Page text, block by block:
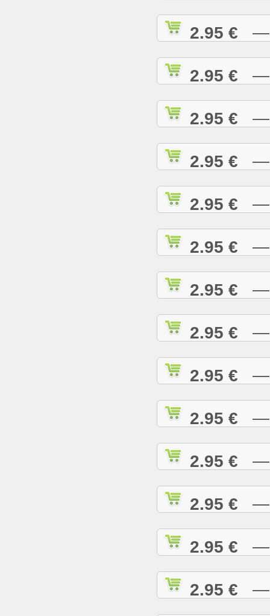
2.95 € —
2.95 € —
2.95 € —
2.95 € —
2.95 € —
2.95 € —
2.95 € —
2.95 € —
2.95 € —
2.95 € —
2.95 € —
2.95 € —
2.95 € —
2.95 € —